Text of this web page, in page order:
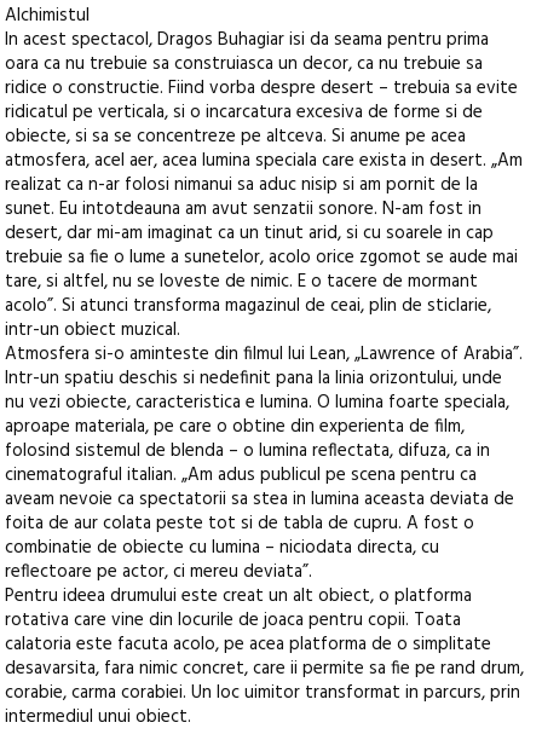
Alchimistul
In acest spectacol, Dragos Buhagiar isi da seama pentru prima
oara ca nu trebuie sa construiasca un decor, ca nu trebuie sa
ridice o constructie. Fiind vorba despre desert – trebuia sa evite
ridicatul pe verticala, si o incarcatura excesiva de forme si de
obiecte, si sa se concentreze pe altceva. Si anume pe acea
atmosfera, acel aer, acea lumina speciala care exista in desert. „Am
realizat ca n-ar folosi nimanui sa aduc nisip si am pornit de la
sunet. Eu intotdeauna am avut senzatii sonore. N-am fost in
desert, dar mi-am imaginat ca un tinut arid, si cu soarele in cap
trebuie sa fie o lume a sunetelor, acolo orice zgomot se aude mai
tare, si altfel, nu se loveste de nimic. E o tacere de mormant
acolo”. Si atunci transforma magazinul de ceai, plin de sticlarie,
intr-un obiect muzical.
Atmosfera si-o aminteste din filmul lui Lean, „Lawrence of Arabia”.
Intr-un spatiu deschis si nedefinit pana la linia orizontului, unde
nu vezi obiecte, caracteristica e lumina. O lumina foarte speciala,
aproape materiala, pe care o obtine din experienta de film,
folosind sistemul de blenda – o lumina reflectata, difuza, ca in
cinematograful italian. „Am adus publicul pe scena pentru ca
aveam nevoie ca spectatorii sa stea in lumina aceasta deviata de
foita de aur colata peste tot si de tabla de cupru. A fost o
combinatie de obiecte cu lumina – niciodata directa, cu
reflectoare pe actor, ci mereu deviata”.
Pentru ideea drumului este creat un alt obiect, o platforma
rotativa care vine din locurile de joaca pentru copii. Toata
calatoria este facuta acolo, pe acea platforma de o simplitate
desavarsita, fara nimic concret, care ii permite sa fie pe rand drum,
corabie, carma corabiei. Un loc uimitor transformat in parcurs, prin
intermediul unui obiect.